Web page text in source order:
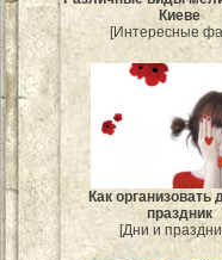
Киеве
[Интересные
Как организовать
праздник
[Дни и